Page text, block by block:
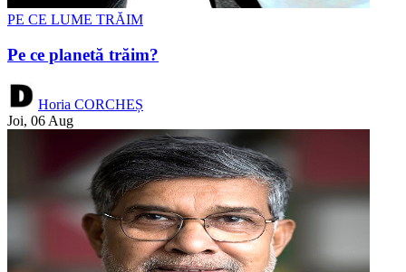
PE CE LUME TRĂIM
Pe ce planetă trăim?
Horia CORCHEȘ
Joi, 06 Aug